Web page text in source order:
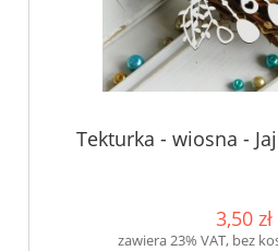
Tekturka - wiosna -
3,50 zł
zawiera 23% VAT, bez